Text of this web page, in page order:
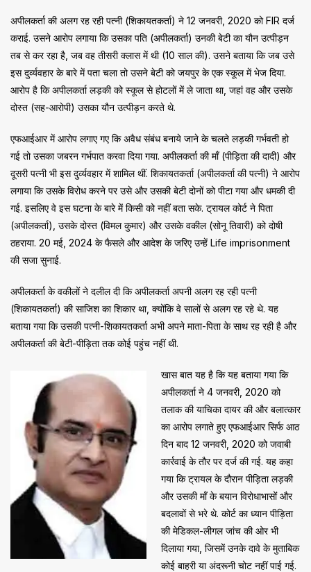
अपीलकर्ता की अलग रह रही पत्नी (शिकायतकर्ता) ने 12 जनवरी, 2020 को FIR दर्ज
कराई. उसने आरोप लगाया कि उसका पति (अपीलकर्ता) उनकी बेटी का यौन उत्पीड़न
तब से कर रहा है, जब वह तीसरी क्लास में थी (10 साल की). उसने बताया कि जब उसे
इस दुर्व्यवहार के बारे में पता चला तो उसने बेटी को जयपुर के एक स्कूल में भेज दिया.
आरोप है कि अपीलकर्ता लड़की को स्कूल से होटलों में ले जाता था, जहां वह और उसके
दोस्त (सह-आरोपी) उसका यौन उत्पीड़न करते थे.
एफआईआर में आरोप लगाए गए कि अवैध संबंध बनाये जाने के चलते लड़की गर्भवती हो
गई तो उसका जबरन गर्भपात करवा दिया गया. अपीलकर्ता की माँ (पीड़िता की दादी) और
दूसरी पत्नी भी इस दुर्व्यवहार में शामिल थीं. शिकायतकर्ता (अपीलकर्ता की पत्नी) ने आरोप
लगाया कि उसके विरोध करने पर उसे और उसकी बेटी दोनों को पीटा गया और धमकी दी
गई. इसलिए वे इस घटना के बारे में किसी को नहीं बता सके. ट्रायल कोर्ट ने पिता
(अपीलकर्ता), उसके दोस्त (विमल कुमार) और उसके वकील (सोनू तिवारी) को दोषी
ठहराया. 20 मई, 2024 के फैसले और आदेश के जरिए उन्हें Life imprisonment
की सजा सुनाई.
अपीलकर्ता के वकीलों ने दलील दी कि अपीलकर्ता अपनी अलग रह रही पत्नी
(शिकायतकर्ता) की साजिश का शिकार था, क्योंकि वे सालों से अलग रह रहे थे. यह
बताया गया कि उसकी पत्नी-शिकायतकर्ता अभी अपने माता-पिता के साथ रह रही है और
अपीलकर्ता की बेटी-पीड़िता तक कोई पहुंच नहीं थी.
खास बात यह है कि यह बताया गया कि
अपीलकर्ता ने 4 जनवरी, 2020 को
तलाक की याचिका दायर की और बलात्कार
का आरोप लगाते हुए एफआईआर सिर्फ आठ
दिन बाद 12 जनवरी, 2020 को जवाबी
कार्रवाई के तौर पर दर्ज की गई. यह कहा
गया कि ट्रायल के दौरान पीड़िता लड़की
और उसकी माँ के बयान विरोधाभासों और
बदलावों से भरे थे. कोर्ट का ध्यान पीड़िता
की मेडिकल-लीगल जांच की ओर भी
दिलाया गया, जिसमें उनके दावे के मुताबिक
कोई बाहरी या अंदरूनी चोट नहीं पाई गई.